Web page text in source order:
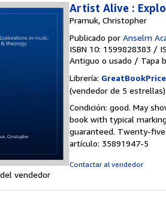
vendedor
Artist Alive :
Pramuk, Christopher
Publicado por Anselm
ISBN 10: 1599828383 /
Antiguo o usado / Tapa
Librería:
(vendedor de 5 estrellas)
Condición: good. May
book with typical
guaranteed. Twenty-
artículo: 35891947-5
Contactar al vendedor